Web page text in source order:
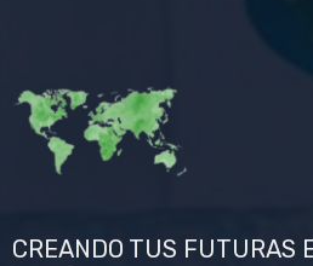
CREANDO TUS FUTURAS